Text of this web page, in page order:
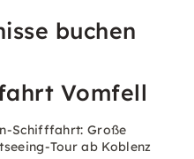
buchen
Vomfell
Schifffahrt: Große
Tour ab Koblenz